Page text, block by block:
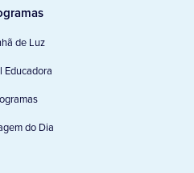
de Luz
Educadora
do Dia